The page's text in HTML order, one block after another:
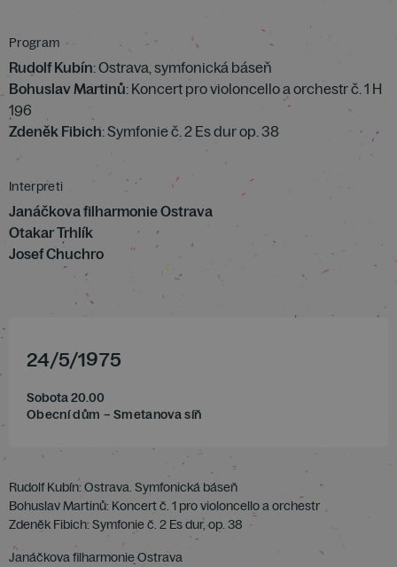
Program
Rudolf Kubín: Ostrava, symfonická báseň
Bohuslav Martinů: Koncert pro violoncello a orchestr č. 1 H
196
Zdeněk Fibich: Symfonie č. 2 Es dur op. 38
Interpreti
Janáčkova filharmonie Ostrava
Otakar Trhlík
Josef Chuchro
24/5/1975
Sobota 20.00
Obecní dům – Smetanova síň
Rudolf Kubín: Ostrava. Symfonická báseň
Bohuslav Martinů: Koncert č. 1 pro violoncello a orchestr
Zdeněk Fibich: Symfonie č. 2 Es dur, op. 38
Janáčkova filharmonie Ostrava